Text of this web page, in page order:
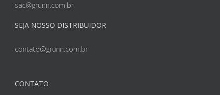
sac@grunn.com.br
SEJA NOSSO DISTRIBUIDOR
contato@grunn.com.br
CONTATO